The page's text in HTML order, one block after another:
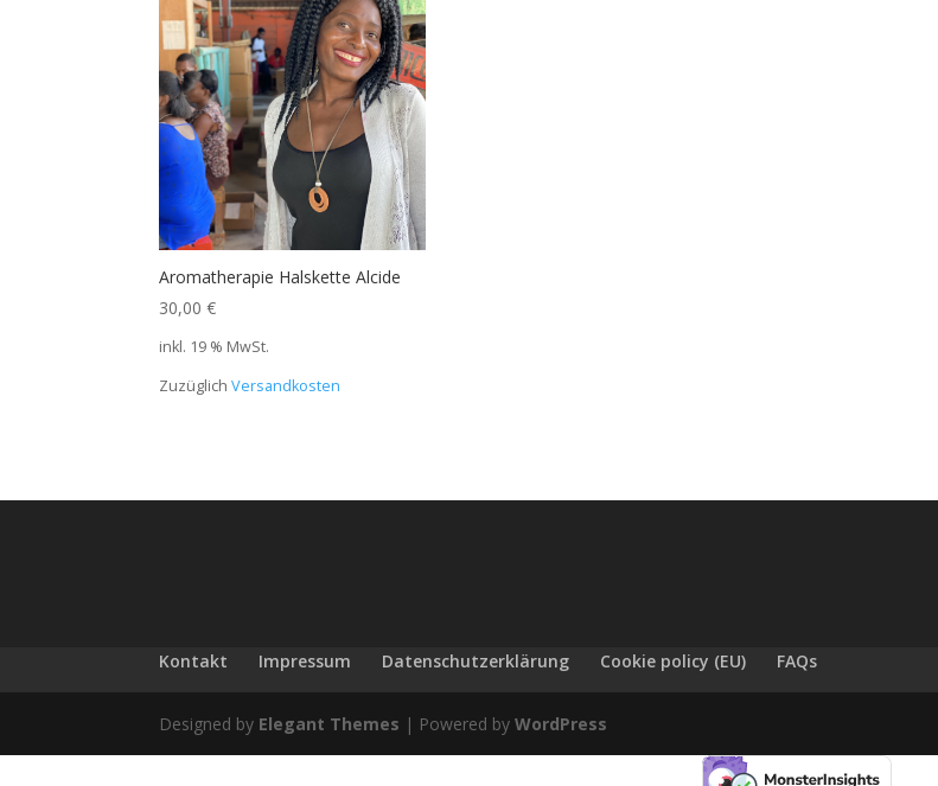
Aromatherapie Halskette Alcide
30,00€
inkl. 19 % MwSt.
ZuzüglichVersandkosten
Kontakt Impressum Datenschutzerklärung Cookie policy (EU) FAQs
Designed by Elegant Themes | Powered byWordPress